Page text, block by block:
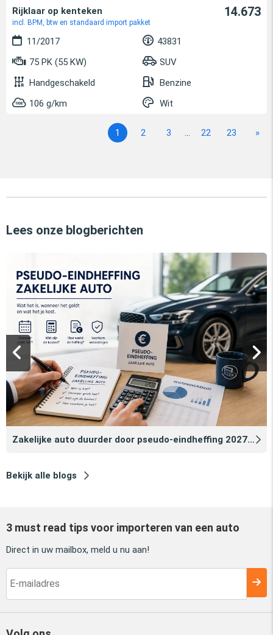
Rijklaar op kenteken
incl. BPM, btw en standaard import pakket
14.673
11/2017
43831
75 PK (55 KW)
SUV
Handgeschakeld
Benzine
106 g/km
Wit
1 2 3 ... 22 23 »
Lees onze blogberichten
Zakelijke auto duurder door pseudo‑eindheffing 2027: zo voorkomt u dat
Bekijk alle blogs
3 must read tips voor importeren van een auto
Direct in uw mailbox, meld u nu aan!